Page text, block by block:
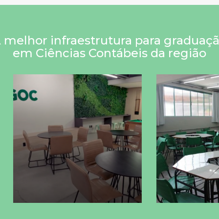
melhor infraestrutura para
em Ciências Contábeis da região